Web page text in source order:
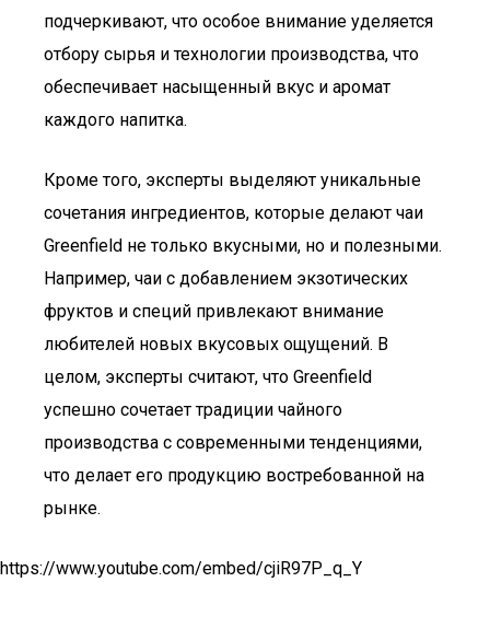
подчеркивают, что особое внимание уделяется
отбору сырья и технологии производства, что
обеспечивает насыщенный вкус и аромат
каждого напитка.
Кроме того, эксперты выделяют уникальные
сочетания ингредиентов, которые делают чаи
Greenfield не только вкусными, но и полезными.
Например, чаи с добавлением экзотических
фруктов и специй привлекают внимание
любителей новых вкусовых ощущений. В
целом, эксперты считают, что Greenfield
успешно сочетает традиции чайного
производства с современными тенденциями,
что делает его продукцию востребованной на
рынке.
https://www.youtube.com/embed/cjiR97P_q_Y